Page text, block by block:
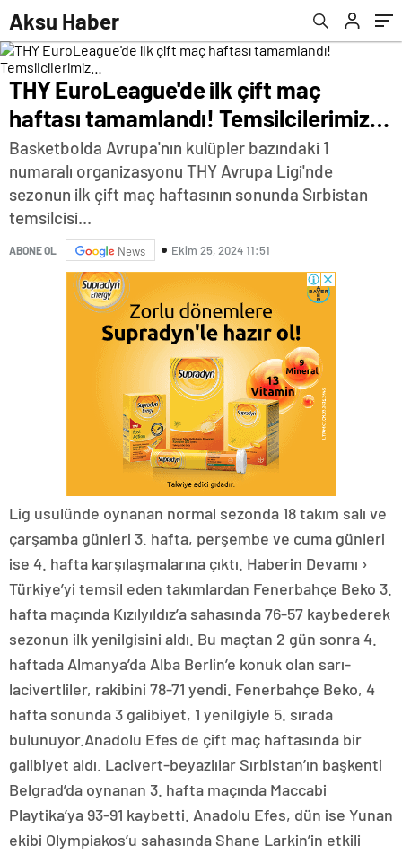
Aksu Haber
THY EuroLeague'de ilk çift maç
haftası tamamlandı! Temsilcilerimiz…
Basketbolda Avrupa'nın kulüpler bazındaki 1
numaralı organizasyonu THY Avrupa Ligi'nde
sezonun ilk çift maç haftasının sonunda Sırbistan
temsilcisi...
ABONE OL News Ekim 25, 2024 11:51
Lig usulünde oynanan normal sezonda 18 takım salı ve
çarşamba günleri 3. hafta, perşembe ve cuma günleri
ise 4. hafta karşılaşmalarına çıktı. Haberin Devamı ›
Türkiye’yi temsil eden takımlardan Fenerbahçe Beko 3.
hafta maçında Kızılyıldız’a sahasında 76-57 kaybederek
sezonun ilk yenilgisini aldı. Bu maçtan 2 gün sonra 4.
haftada Almanya’da Alba Berlin’e konuk olan sarı-
lacivertliler, rakibini 78-71 yendi. Fenerbahçe Beko, 4
hafta sonunda 3 galibiyet, 1 yenilgiyle 5. sırada
bulunuyor.Anadolu Efes de çift maç haftasında bir
galibiyet aldı. Lacivert-beyazlılar Sırbistan’ın başkenti
Belgrad’da oynanan 3. hafta maçında Maccabi
Playtika’ya 93-91 kaybetti. Anadolu Efes, dün ise Yunan
ekibi Olympiakos’u sahasında Shane Larkin’in etkili